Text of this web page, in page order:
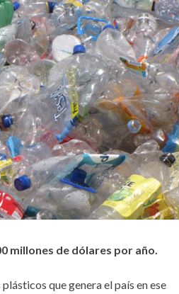
millones de dólares por año.
que genera el país en ese